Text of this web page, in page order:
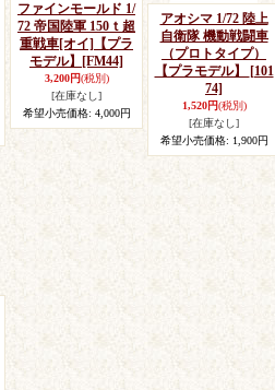
ファインモールド 1/
72 帝国陸軍 150ｔ超
重戦車[オイ]【プラ
モデル】
[FM44]
3,200円(税別)
[在庫なし]
希望小売価格: 4,000円
アオシマ 1/72 陸上
自衛隊 機動戦闘車
（プロトタイプ）
【プラモデル】
[101
74]
1,520円(税別)
[在庫なし]
希望小売価格: 1,900円